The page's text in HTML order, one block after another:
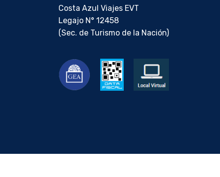
Costa Azul Viajes EVT
Legajo N° 12458
(Sec. de Turismo de la Nación)